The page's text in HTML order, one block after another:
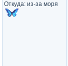
Откуда: из-за моря